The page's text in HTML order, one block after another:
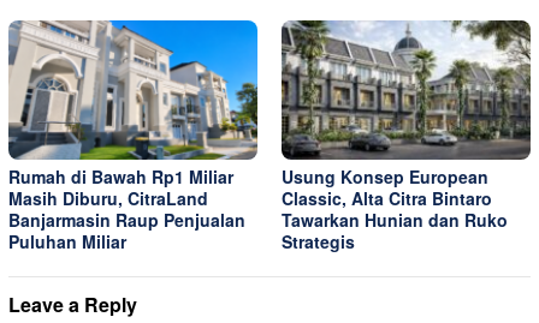
Rumah di Bawah Rp1 Miliar
Masih Diburu, CitraLand
Banjarmasin Raup Penjualan
Puluhan Miliar
Usung Konsep European
Classic, Alta Citra Bintaro
Tawarkan Hunian dan Ruko
Strategis
Leave a Reply